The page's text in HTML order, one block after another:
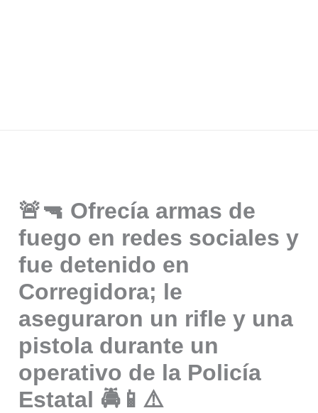
🚨🔫 Ofrecía armas de
fuego en redes sociales y
fue detenido en
Corregidora; le
aseguraron un rifle y una
pistola durante un
operativo de la Policía
Estatal 🚔📱⚠️